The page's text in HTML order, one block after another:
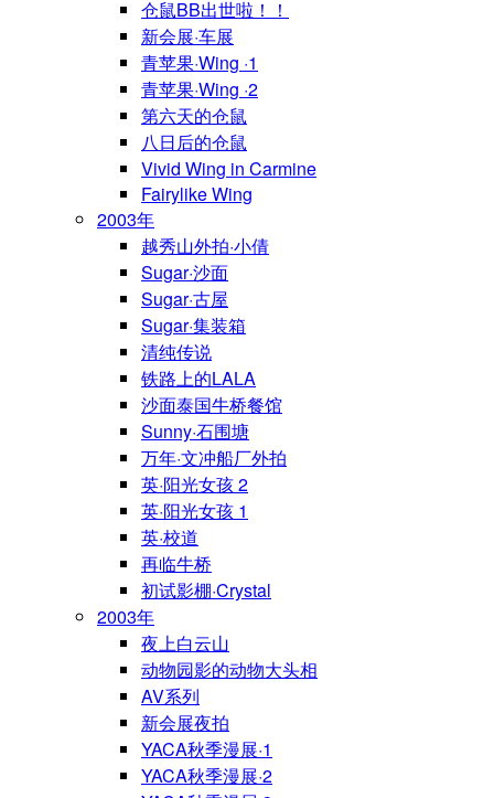
仓鼠BB出世啦！！
新会展·车展
青苹果·Wing ·1
青苹果·Wing ·2
第六天的仓鼠
八日后的仓鼠
Vivid Wing in Carmine
Fairylike Wing
2003年
越秀山外拍·小倩
Sugar·沙面
Sugar·古屋
Sugar·集装箱
清纯传说
铁路上的LALA
沙面泰国牛桥餐馆
Sunny·石围塘
万年·文冲船厂外拍
英·阳光女孩 2
英·阳光女孩 1
英·校道
再临牛桥
初试影棚·Crystal
2003年
夜上白云山
动物园影的动物大头相
AV系列
新会展夜拍
YACA秋季漫展·1
YACA秋季漫展·2